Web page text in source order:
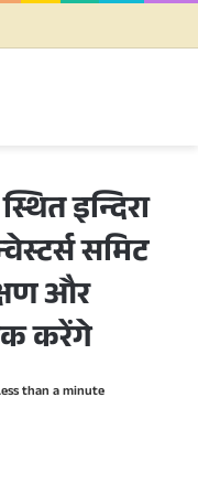
इन्दिरा
समिट
और
करेंगे
than a minute